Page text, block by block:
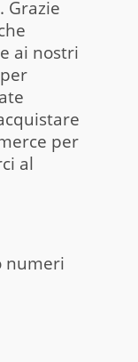
Grazie
ai nostri
per
al
numeri